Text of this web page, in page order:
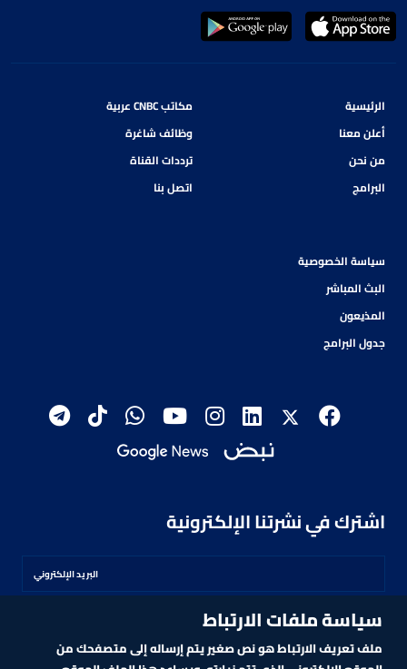
الرئيسية
أعلن معنا
من نحن
البرامج
مكاتب CNBC عربية
وظائف شاغرة
ترددات القناة
اتصل بنا
سياسة الخصوصية
البث المباشر
المذيعون
جدول البرامج
اشترك في نشرتنا الإلكترونية
اشترك
سياسة ملفات الارتباط
ملف تعريف الارتباط هو نص صغير يتم إرساله إلى متصفحك من